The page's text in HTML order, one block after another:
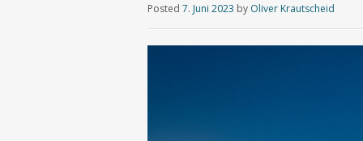
Posted 7. Juni 2023 by Oliver Krautscheid